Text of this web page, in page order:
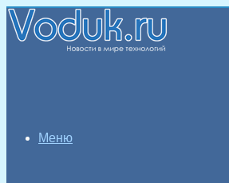
Меню